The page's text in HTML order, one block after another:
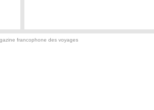
francophone des voyages